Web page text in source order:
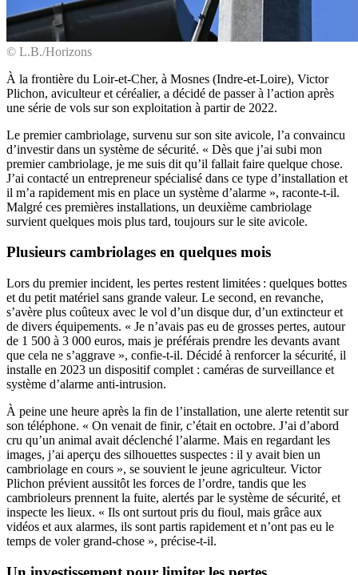
© L.B./Horizons
À la frontière du Loir-et-Cher, à Mosnes (Indre-et-Loire), Victor
Plichon, aviculteur et céréalier, a décidé de passer à l’action après
une série de vols sur son exploitation à partir de 2022.
Le premier cambriolage, survenu sur son site avicole, l’a convaincu
d’investir dans un système de sécurité. « Dès que j’ai subi mon
premier cambriolage, je me suis dit qu’il fallait faire quelque chose.
J’ai contacté un entrepreneur spécialisé dans ce type d’installation et
il m’a rapidement mis en place un système d’alarme », raconte-t-il.
Malgré ces premières installations, un deuxième cambriolage
survient quelques mois plus tard, toujours sur le site avicole.
Plusieurs cambriolages en quelques mois
Lors du premier incident, les pertes restent limitées : quelques bottes
et du petit matériel sans grande valeur. Le second, en revanche,
s’avère plus coûteux avec le vol d’un disque dur, d’un extincteur et
de divers équipements. « Je n’avais pas eu de grosses pertes, autour
de 1 500 à 3 000 euros, mais je préférais prendre les devants avant
que cela ne s’aggrave », confie-t-il. Décidé à renforcer la sécurité, il
installe en 2023 un dispositif complet : caméras de surveillance et
système d’alarme anti-intrusion.
À peine une heure après la fin de l’installation, une alerte retentit sur
son téléphone. « On venait de finir, c’était en octobre. J’ai d’abord
cru qu’un animal avait déclenché l’alarme. Mais en regardant les
images, j’ai aperçu des silhouettes suspectes : il y avait bien un
cambriolage en cours », se souvient le jeune agriculteur. Victor
Plichon prévient aussitôt les forces de l’ordre, tandis que les
cambrioleurs prennent la fuite, alertés par le système de sécurité, et
inspecte les lieux. « Ils ont surtout pris du fioul, mais grâce aux
vidéos et aux alarmes, ils sont partis rapidement et n’ont pas eu le
temps de voler grand-chose », précise-t-il.